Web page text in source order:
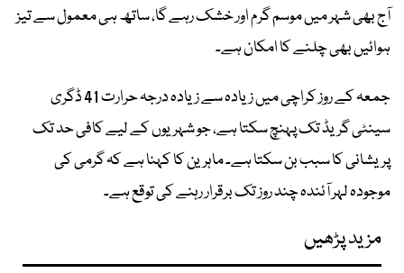
آج بھی شہر میں موسم گرم اور خشک رہے گا، ساتھ ہی معمول سے تیز
ہوائیں بھی چلنے کا امکان ہے۔
جمعہ کے روز کراچی میں زیادہ سے زیادہ درجہ حرارت 41 ڈگری
سینٹی گریڈ تک پہنچ سکتا ہے، جو شہریوں کے لیے کافی حد تک
پریشانی کا سبب بن سکتا ہے۔ ماہرین کا کہنا ہے کہ گرمی کی
موجودہ لہر آئندہ چند روز تک برقرار رہنے کی توقع ہے۔
مزید پڑھیں